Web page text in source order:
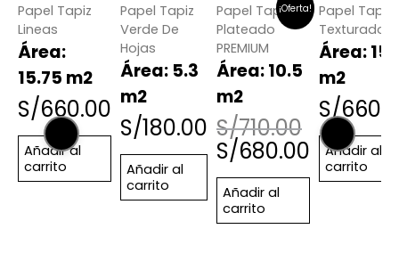
Papel Tapiz
Lineas
Área:
15.75 m2
S/660.00
Añadir al
carrito
Papel Tapiz
Verde De
Hojas
Área: 5.3
m2
S/180.00
Añadir al
carrito
¡Oferta!
Papel Tapiz
Plateado
PREMIUM
Área: 10.5
m2
S/710.00
S/680.00
Añadir al
carrito
Papel Tapiz
Texturado
Área:
m2
S/
Añadir al
carrito